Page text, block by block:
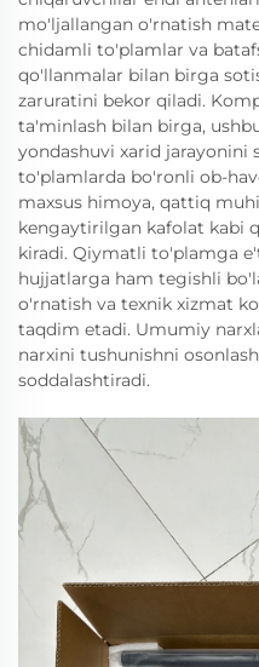
mo'ljallangan o'rnatish
chidamli to'plamlar va
qo'llanmalar bilan birga
zaruratini bekor qiladi.
ta'minlash bilan birga,
yondashuvi xarid jarayonini
to'plamlarda bo'ronli ob-
maxsus himoya, qattiq
kengaytirilgan kafolat kabi
kiradi. Qiymatli to'plamga
hujjatlarga ham tegishli
o'rnatish va texnik xizmat
taqdim etadi. Umumiy
narxini tushunishni
soddalashtiradi.